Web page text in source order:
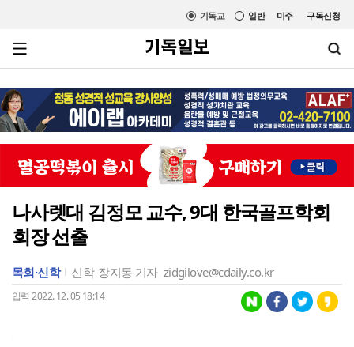
미주 구독신청
일반
기독교
나사렛대 김정모 교수, 9대 한국골프학회
회장 선출
목회·신학 신학 장지동 기자 zidgilove@cdaily.co.kr
입력 2022. 12. 05 18:14